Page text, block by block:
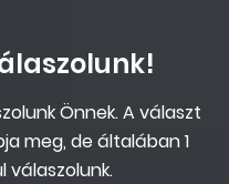
Önnek. A választ
meg, de általában 1
válaszolunk.